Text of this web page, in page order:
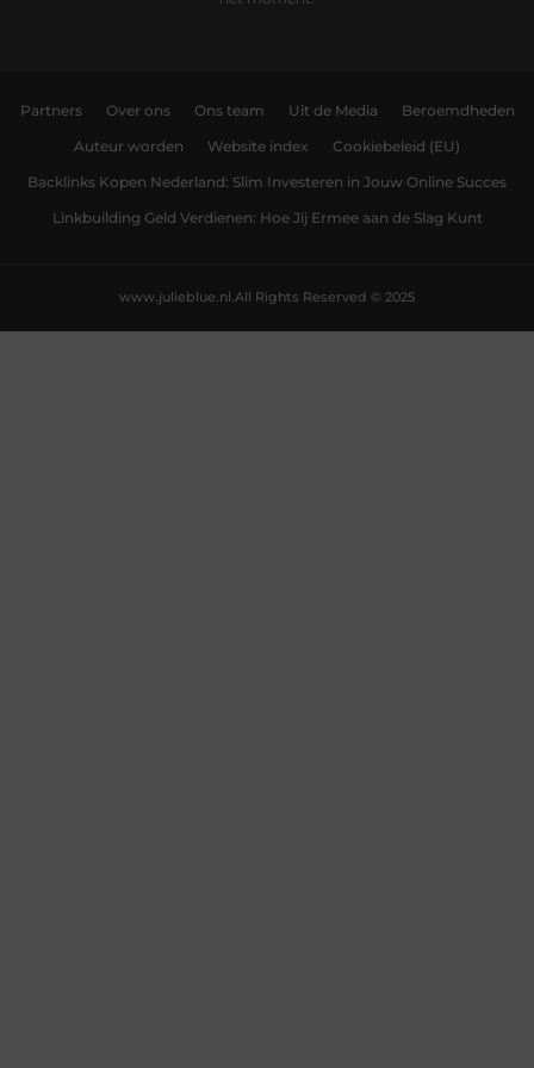
Partners Over ons Ons team Uit de Media Beroemdheden
Auteur worden Website index Cookiebeleid (EU)
Backlinks Kopen Nederland: Slim Investeren in Jouw Online Succes
Linkbuilding Geld Verdienen: Hoe Jij Ermee aan de Slag Kunt
All Rights Reserved © 2025
www.julieblue.nl.